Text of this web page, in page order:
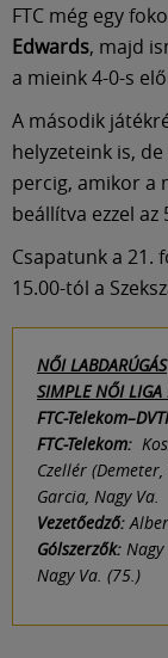
FTC még egy
Edwards, majd
a mieink 4-0-s
A második
helyzeteink is,
percig, amikor a
beállítva ezzel
Csapatunk a 21.
15.00-tól a
NŐI LABDARÚGÁS
SIMPLE NŐI
FTC-
FTC-Telekom:
Czellér
Garcia, Nagy Va.
Vezetőedző:
Gólszerzők:
Nagy Va. (75.)